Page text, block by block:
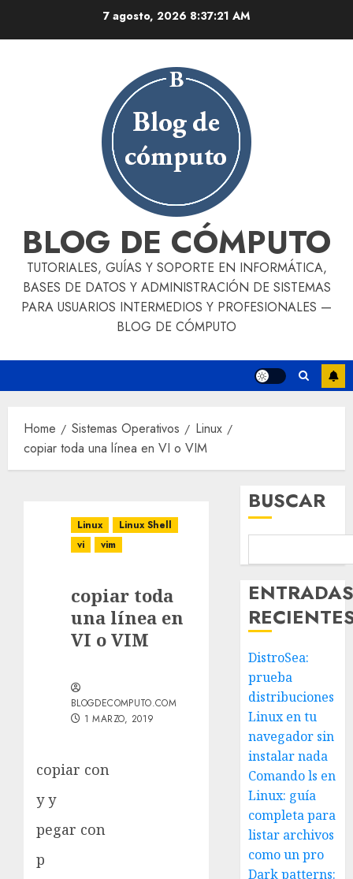
7 agosto, 2026 8:37:22 AM
BLOG DE CÓMPUTO
TUTORIALES, GUÍAS Y SOPORTE EN INFORMÁTICA,
BASES DE DATOS Y ADMINISTRACIÓN DE SISTEMAS
PARA USUARIOS INTERMEDIOS Y PROFESIONALES —
BLOG DE CÓMPUTO
Home Sistemas Operativos
Linux
copiar toda una línea en VI o VIM
Linux
Linux Shell
vi
vim
copiar toda
una línea en
VI o VIM
BLOGDECOMPUTO.COM
1 MARZO, 2019
copiar con
y y
pegar con
p
BUSCAR
DistroSea:
prueba
distribuciones
Linux en tu
navegador sin
instalar nada
Comando ls en
Linux: guía
completa para
listar archivos
como un pro
Dark patterns: